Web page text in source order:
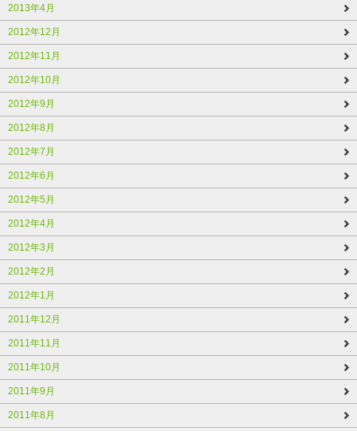
2013年4月
2012年12月
2012年11月
2012年10月
2012年9月
2012年8月
2012年7月
2012年6月
2012年5月
2012年4月
2012年3月
2012年2月
2012年1月
2011年12月
2011年11月
2011年10月
2011年9月
2011年8月